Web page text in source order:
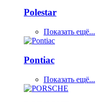
Polestar
Показать ещё...
Pontiac
Показать ещё...